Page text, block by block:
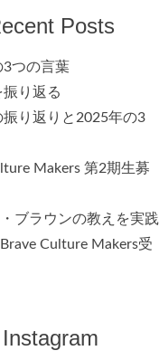
Posts
3つの言葉
り返る
振り返りと2025年の3
Makers 第2期生募
ブラウンの教えを実践
Culture Makers受
Instagram